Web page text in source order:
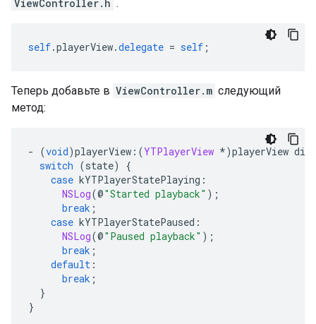
ViewController.h .
self.playerView.delegate = self ;
Теперь добавьте в ViewController.m следующий
метод:
- (void)playerView :(YTPlayerView *)playerView
switch (state)
{
case kYTPlayerStatePlaying :
NSLog(@"Started playback" );
break ;
case kYTPlayerStatePaused :
NSLog(@"Paused playback" );
break ;
default :
break ;
}
}